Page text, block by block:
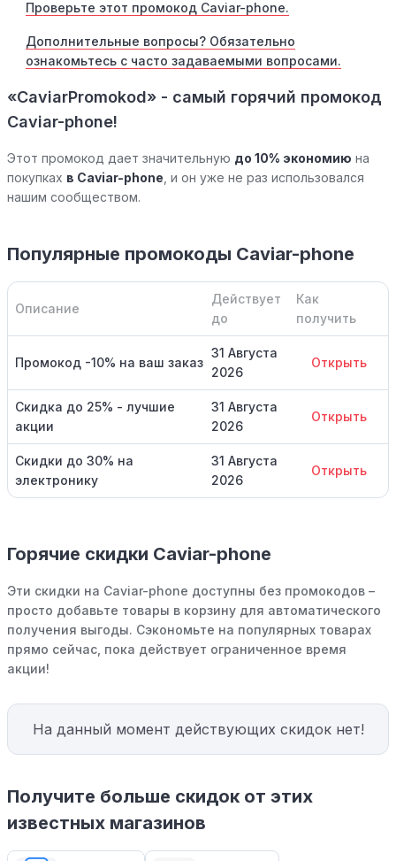
Проверьте этот промокод Caviar-phone.
Дополнительные вопросы? Обязательно
ознакомьтесь с часто задаваемыми вопросами.
«CaviarPromokod» - самый горячий промокод
Caviar-phone!
Этот промокод дает значительную до 10% экономию на
покупках в Caviar-phone , и он уже не раз использовался
нашим сообществом.
Популярные промокоды Caviar-phone
Описание
Действует
до
Как
получить
Промокод -10% на ваш заказ
31 Августа
2026
Открыть
Скидка до 25% - лучшие
акции
31 Августа
2026
Открыть
Скидки до 30% на
электронику
31 Августа
2026
Открыть
Горячие скидки Caviar-phone
Эти скидки на Caviar-phone доступны без промокодов –
просто добавьте товары в корзину для автоматического
получения выгоды. Сэкономьте на популярных товарах
прямо сейчас, пока действует ограниченное время
акции!
На данный момент действующих скидок нет!
Получите больше скидок от этих
известных магазинов